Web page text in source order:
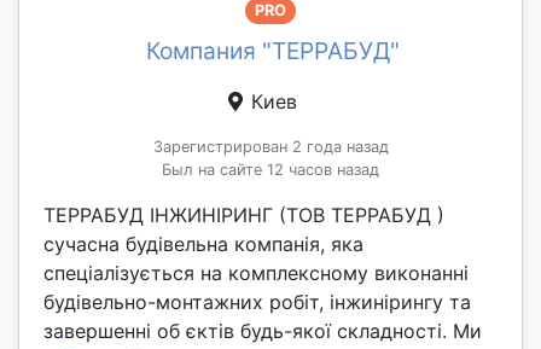
PRO
Компания "ТЕРРАБУД"
Киев
Зарегистрирован 2 года назад
Был на сайте 12 часов назад
ТЕРРАБУД ІНЖИНІРИНГ (ТОВ ТЕРРАБУД )
сучасна будівельна компанія, яка
спеціалізується на комплексному виконанні
будівельно-монтажних робіт, інжинірингу та
завершенні об єктів будь-якої складності. Ми